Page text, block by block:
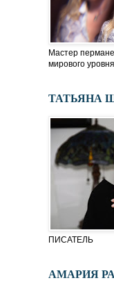
Мастер
мирового уровня
ТАТЬЯНА
ПИСАТЕЛЬ
АМАРИЯ